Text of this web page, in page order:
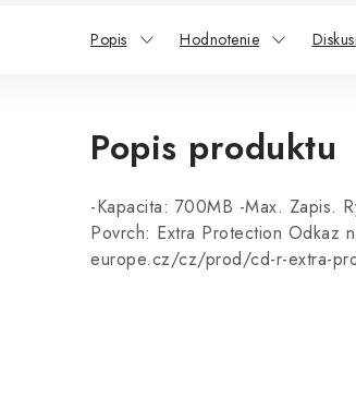
Popis Hodnotenie
Popis produktu
-Kapacita: 700MB -Max. Zapis.
Povrch: Extra Protection Odkaz
europe.cz/cz/prod/cd-r-extra-